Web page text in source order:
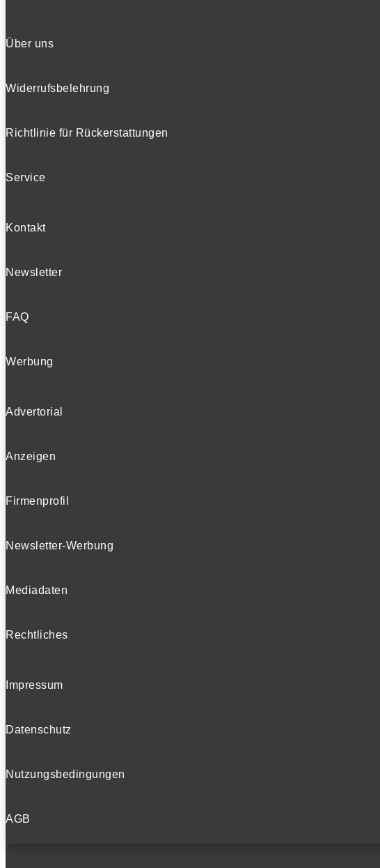
Über uns
Widerrufsbelehrung
Richtlinie für Rückerstattungen
Service
Kontakt
Newsletter
FAQ
Werbung
Advertorial
Anzeigen
Firmenprofil
Newsletter-Werbung
Mediadaten
Rechtliches
Impressum
Datenschutz
Nutzungsbedingungen
AGB